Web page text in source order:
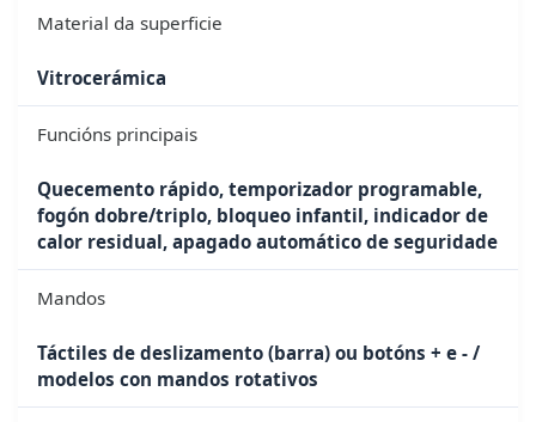
Material da superficie
Vitrocerámica
Funcións principais
Quecemento rápido, temporizador programable,
fogón dobre/triplo, bloqueo infantil, indicador de
calor residual, apagado automático de seguridade
Mandos
Táctiles de deslizamento (barra) ou botóns + e - /
modelos con mandos rotativos